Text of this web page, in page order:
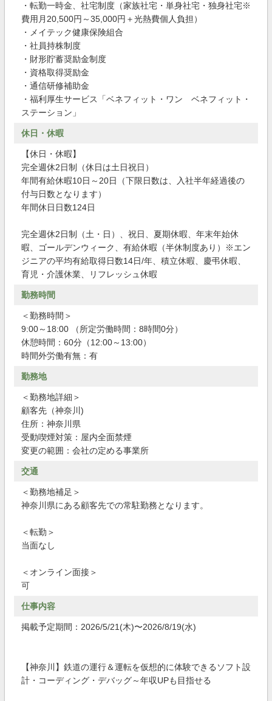
・転勤一時金、社宅制度（家族社宅・単身社宅・独身社宅※
費用月20,500円～35,000円＋光熱費個人負担）
・メイテック健康保険組合
・社員持株制度
・財形貯蓄奨励金制度
・資格取得奨励金
・通信研修補助金
・福利厚生サービス「ベネフィット・ワン ベネフィット・
ステーション」
休日・休暇
【休日・休暇】
完全週休2日制（休日は土日祝日）
年間有給休暇10日～20日（下限日数は、入社半年経過後の
付与日数となります）
年間休日日数124日
完全週休2日制（土・日）、祝日、夏期休暇、年末年始休
暇、ゴールデンウィーク、有給休暇（半休制度あり）※エン
ジニアの平均有給取得日数14日/年、積立休暇、慶弔休暇、
育児・介護休業、リフレッシュ休暇
勤務時間
＜勤務時間＞
9:00～18:00 （所定労働時間：8時間0分）
休憩時間：60分（12:00～13:00）
時間外労働有無：有
勤務地
＜勤務地詳細＞
顧客先（神奈川)
住所：神奈川県
受動喫煙対策：屋内全面禁煙
変更の範囲：会社の定める事業所
交通
＜勤務地補足＞
神奈川県にある顧客先での常駐勤務となります。
＜転勤＞
当面なし
＜オンライン面接＞
可
仕事内容
掲載予定期間：2026/5/21(木)〜2026/8/19(水)
【神奈川】鉄道の運行＆運転を仮想的に体験できるソフト設
計・コーディング・デバッグ～年収UPも目指せる